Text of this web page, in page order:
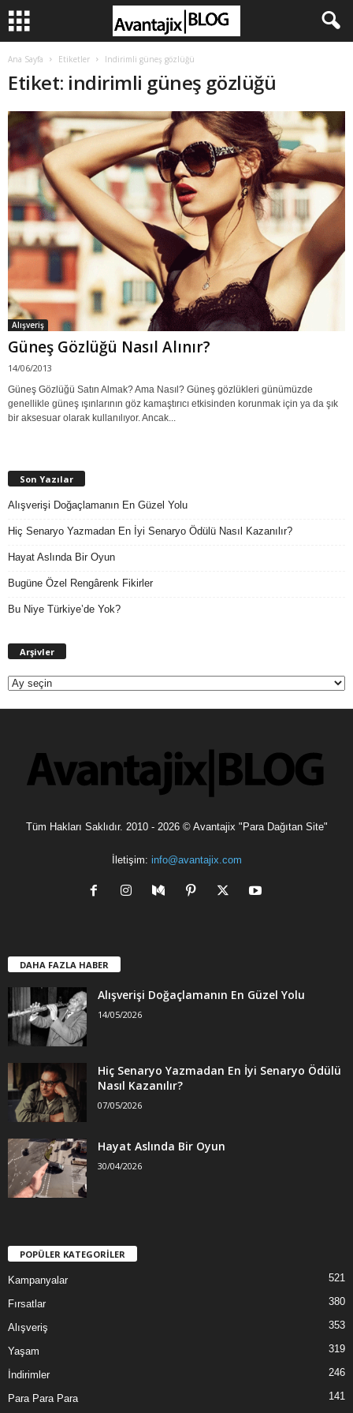
Ana Sayfa Etiketler Indirimli güneş gözlüğü
Etiket: indirimli güneş gözlüğü
Alışveriş
Güneş Gözlüğü Nasıl Alınır?
14/06/2013
Güneş Gözlüğü Satın Almak? Ama Nasıl? Güneş gözlükleri günümüzde
genellikle güneş ışınlarının göz kamaştırıcı etkisinden korunmak için ya da şık
bir aksesuar olarak kullanılıyor. Ancak...
Son Yazılar
Alışverişi Doğaçlamanın En Güzel Yolu
Hiç Senaryo Yazmadan En İyi Senaryo Ödülü Nasıl Kazanılır?
Hayat Aslında Bir Oyun
Bugüne Özel Rengârenk Fikirler
Bu Niye Türkiye’de Yok?
Arşivler
Tüm Hakları Saklıdır. 2010 - 2026 © Avantajix "Para Dağıtan Site"
İletişim: info@avantajix.com
DAHA FAZLA HABER
Alışverişi Doğaçlamanın En Güzel Yolu
14/05/2026
Hiç Senaryo Yazmadan En İyi Senaryo Ödülü
Nasıl Kazanılır?
07/05/2026
Hayat Aslında Bir Oyun
30/04/2026
POPÜLER KATEGORİLER
Kampanyalar 521
Fırsatlar 380
Alışveriş 353
Yaşam 319
İndirimler 246
Para Para Para 141